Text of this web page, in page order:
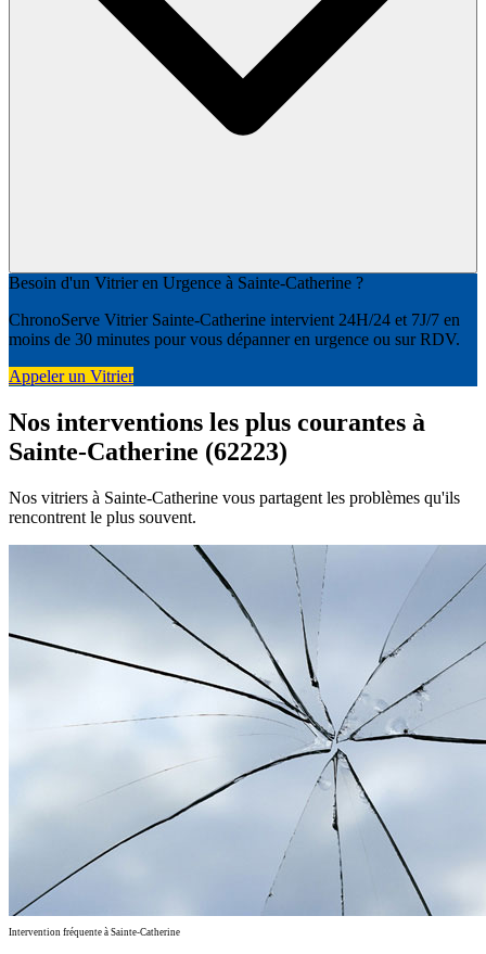
Besoin d'un Vitrier en Urgence à Sainte-Catherine ?
ChronoServe Vitrier Sainte-Catherine intervient 24H/24 et 7J/7 en
moins de 30 minutes pour vous dépanner en urgence ou sur RDV.
Appeler un Vitrier
Nos interventions les plus courantes à
Sainte-Catherine (62223)
Nos vitriers à Sainte-Catherine vous partagent les problèmes qu'ils
rencontrent le plus souvent.
Intervention fréquente à Sainte-Catherine